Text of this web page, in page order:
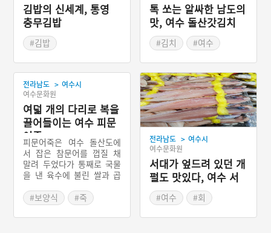
김밥의 신세계, 통영
충무김밥
#김밥
#경상남도 별미
톡 쏘는 알싸한 남도의
맛, 여수 돌산갓김치
#김치
#여수
전라남도 > 여수시
여수문화원
여덟 개의 다리로 복을
끌어들이는 여수 피문
어죽
피문어죽은 여수 돌산도에
서 잡은 참문어를 껍질 채
말려 두었다가 통째로 국물
을 낸 육수에 불린 쌀과 곱
여낸 전라남도 여수시의 향
토음식이다. 참문어로 쑨 죽
은 몸에 좋은 성분이 워낙
#보양식
#죽
전라남도 > 여수시
여수문화원
서대가 엎드려 있던 개
펄도 맛있다, 여수 서
대회
#여수
#회